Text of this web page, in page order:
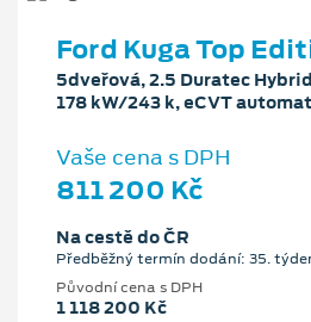
Ford Kuga Top
5dveřová, 2.5 Duratec
178 kW/243 k, eCVT
Vaše cena s DPH
811 200 Kč
Na cestě do ČR
Předběžný termín dodání: 35.
Původní cena s DPH
1 118 200 Kč